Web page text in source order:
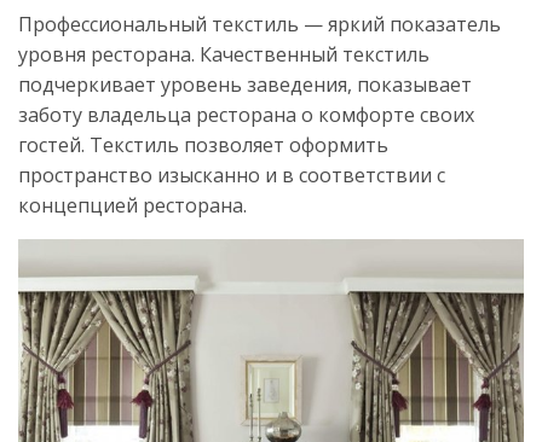
Профессиональный текстиль — яркий показатель
уровня ресторана. Качественный текстиль
подчеркивает уровень заведения, показывает
заботу владельца ресторана о комфорте своих
гостей. Текстиль позволяет оформить
пространство изысканно и в соответствии с
концепцией ресторана.